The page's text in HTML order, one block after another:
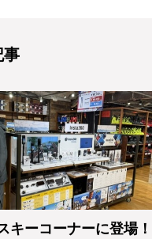
事
キーコーナーに登場